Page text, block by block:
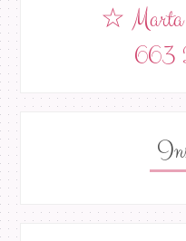
☆
663